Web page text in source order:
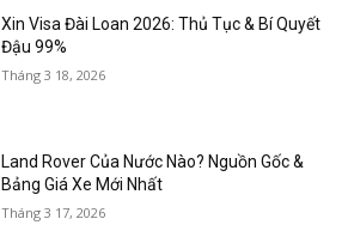
Xin Visa Đài Loan 2026: Thủ Tục & Bí Quyết
Đậu 99%
Tháng 3 18, 2026
Land Rover Của Nước Nào? Nguồn Gốc &
Bảng Giá Xe Mới Nhất
Tháng 3 17, 2026